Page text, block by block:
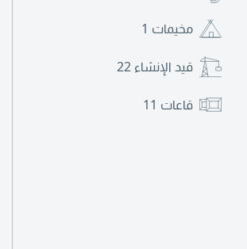
مخيمات 1
قيد الإنشاء 22
قاعات 11